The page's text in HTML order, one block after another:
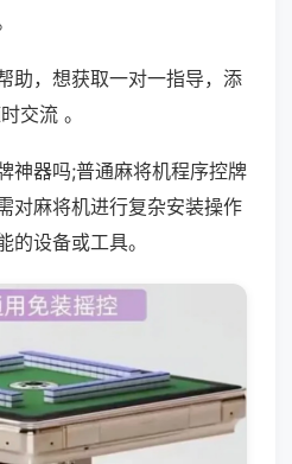
助，想获取一对一指导，添
交流 。
神器吗;普通麻将机程序控牌
对麻将机进行复杂安装操作
的设备或工具。